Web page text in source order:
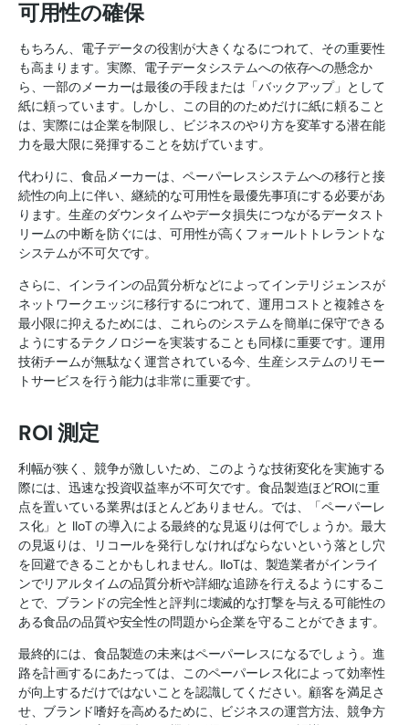
可用性の確保
もちろん、電子データの役割が大きくなるにつれて、その重要性
も高まります。実際、電子データシステムへの依存への懸念か
ら、一部のメーカーは最後の手段または「バックアップ」として
紙に頼っています。しかし、この目的のためだけに紙に頼ること
は、実際には企業を制限し、ビジネスのやり方を変革する潜在能
力を最大限に発揮することを妨げています。
代わりに、食品メーカーは、ペーパーレスシステムへの移行と接
続性の向上に伴い、継続的な可用性を最優先事項にする必要があ
ります。生産のダウンタイムやデータ損失につながるデータスト
リームの中断を防ぐには、可用性が高くフォールトトレラントな
システムが不可欠です。
さらに、インラインの品質分析などによってインテリジェンスが
ネットワークエッジに移行するにつれて、運用コストと複雑さを
最小限に抑えるためには、これらのシステムを簡単に保守できる
ようにするテクノロジーを実装することも同様に重要です。運用
技術チームが無駄なく運営されている今、生産システムのリモー
トサービスを行う能力は非常に重要です。
ROI 測定
利幅が狭く、競争が激しいため、このような技術変化を実施する
際には、迅速な投資収益率が不可欠です。食品製造ほどROIに重
点を置いている業界はほとんどありません。では、「ペーパーレ
ス化」と IIoT の導入による最終的な見返りは何でしょうか。最大
の見返りは、リコールを発行しなければならないという落とし穴
を回避できることかもしれません。IIoTは、製造業者がインライ
ンでリアルタイムの品質分析や詳細な追跡を行えるようにするこ
とで、ブランドの完全性と評判に壊滅的な打撃を与える可能性の
ある食品の品質や安全性の問題から企業を守ることができます。
最終的には、食品製造の未来はペーパーレスになるでしょう。進
路を計画するにあたっては、このペーパーレス化によって効率性
が向上するだけではないことを認識してください。顧客を満足さ
せ、ブランド嗜好を高めるために、ビジネスの運営方法、競争方